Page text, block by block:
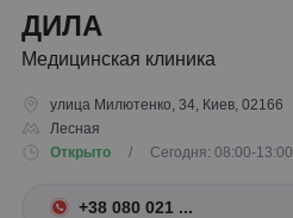
ДИЛА
Медицинская клиника
улица Милютенко, 34, Киев, 02166
Лесная
Открыто
/ Сегодня: 08:00-13:00
+38 080 021 ...